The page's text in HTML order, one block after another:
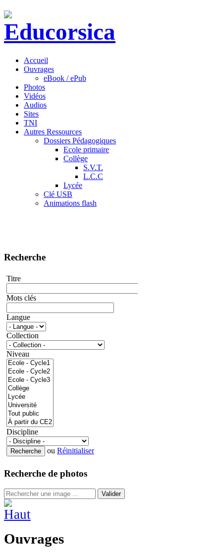
Accueil
Ouvrages
eBook / ePub
Photos
Vidéos
Audios
Sites
TNI
Autres Ressources
Dossiers Pédagogiques
Ecole primaire
Collège
S.V.T.
L.C.C
Lycée
Clé USB
Animations flash
Recherche
Titre
Mots clés
Langue
Collection
Niveau
Discipline
ou Réinitialiser
Recherche de photos
Valider
Ouvrages